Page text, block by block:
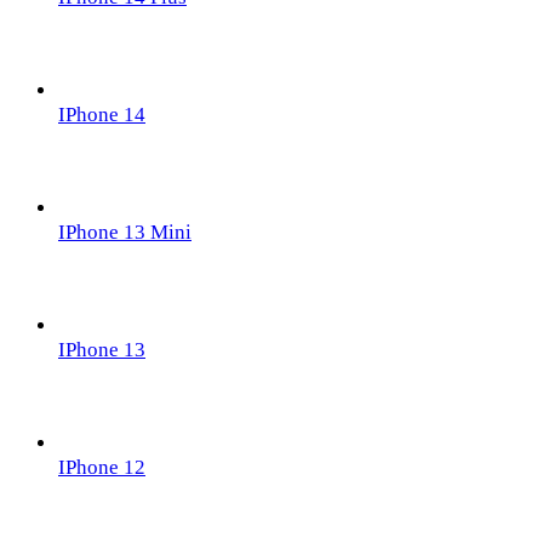
IPhone 14
IPhone 13 Mini
IPhone 13
IPhone 12